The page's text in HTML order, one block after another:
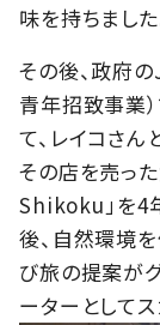
味を持ちました
その後、政府
青年招致事業
て、レイコさん
その店を売っ
Shikoku」を4
後、自然環境
び旅の提案が
ーターとしてス